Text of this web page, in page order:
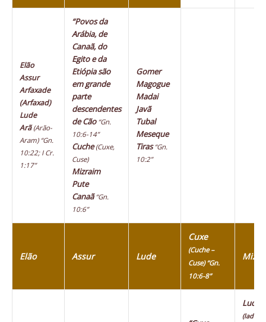
Elão
Assur
Arfaxade
(Arfaxad)
Lude
Arã (Arão-
Aram) “Gn.
10:22; I Cr.
1:17”
“Povos da
Arábia, de
Canaã, do
Egito e da
Etiópia são
em grande
parte
descendentes
de Cão “Gn.
10:6-14”
Cuche(Cuxe,
Cuse)
Mizraim
Pute
Canaã“Gn.
10:6”
Gomer
Magogue
Madai
Javã
Tubal
Meseque
Tiras“Gn.
10:2”
Elão Assur Lude
Cuxe
(Cuche –
Cuse) “Gn.
10:6-8”
Ludim
(ladeus)